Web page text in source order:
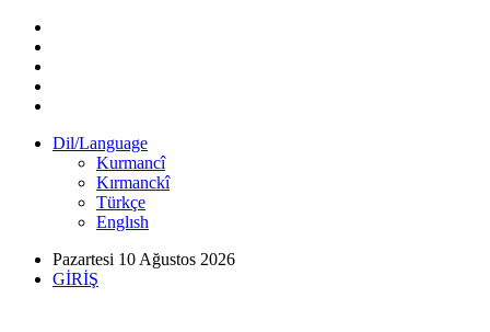
Dil/Language
Kurmancî
Kırmanckî
Türkçe
Englısh
Pazartesi 10 Ağustos 2026
GİRİŞ